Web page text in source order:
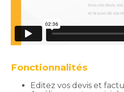
Fonctionnalités
Editez vos devis et